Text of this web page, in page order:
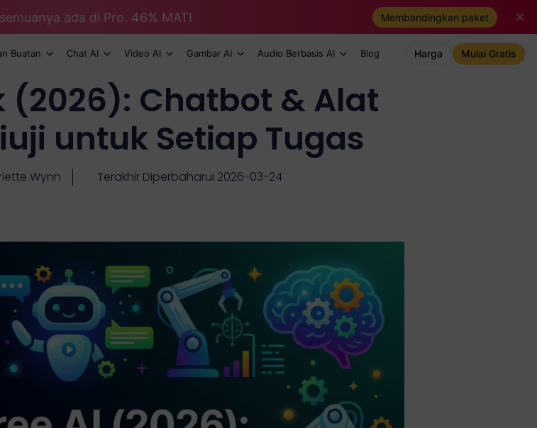
ada di Pro. 46% MATI Membandingkan paket
Buatan Chat AI Video AI Gambar AI Audio Berbasis AI Blog Harga Mulai Gratis
(2026): Chatbot & Alat
untuk Setiap Tugas
Wynn Terakhir Diperbaharui 2026-03-24